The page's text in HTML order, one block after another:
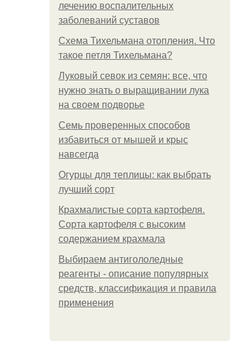
лечению воспалительных
заболеваний суставов
Схема Тихельмана отопления. Что
такое петля Тихельмана?
Луковый севок из семян: все, что
нужно знать о выращивании лука
на своем подворье
Семь проверенных способов
избавиться от мышей и крыс
навсегда
Огурцы для теплицы: как выбрать
лучший сорт
Крахмалистые сорта картофеля.
Сорта картофеля с высоким
содержанием крахмала
Выбираем антигололедные
реагенты - описание популярных
средств, классификация и правила
применения